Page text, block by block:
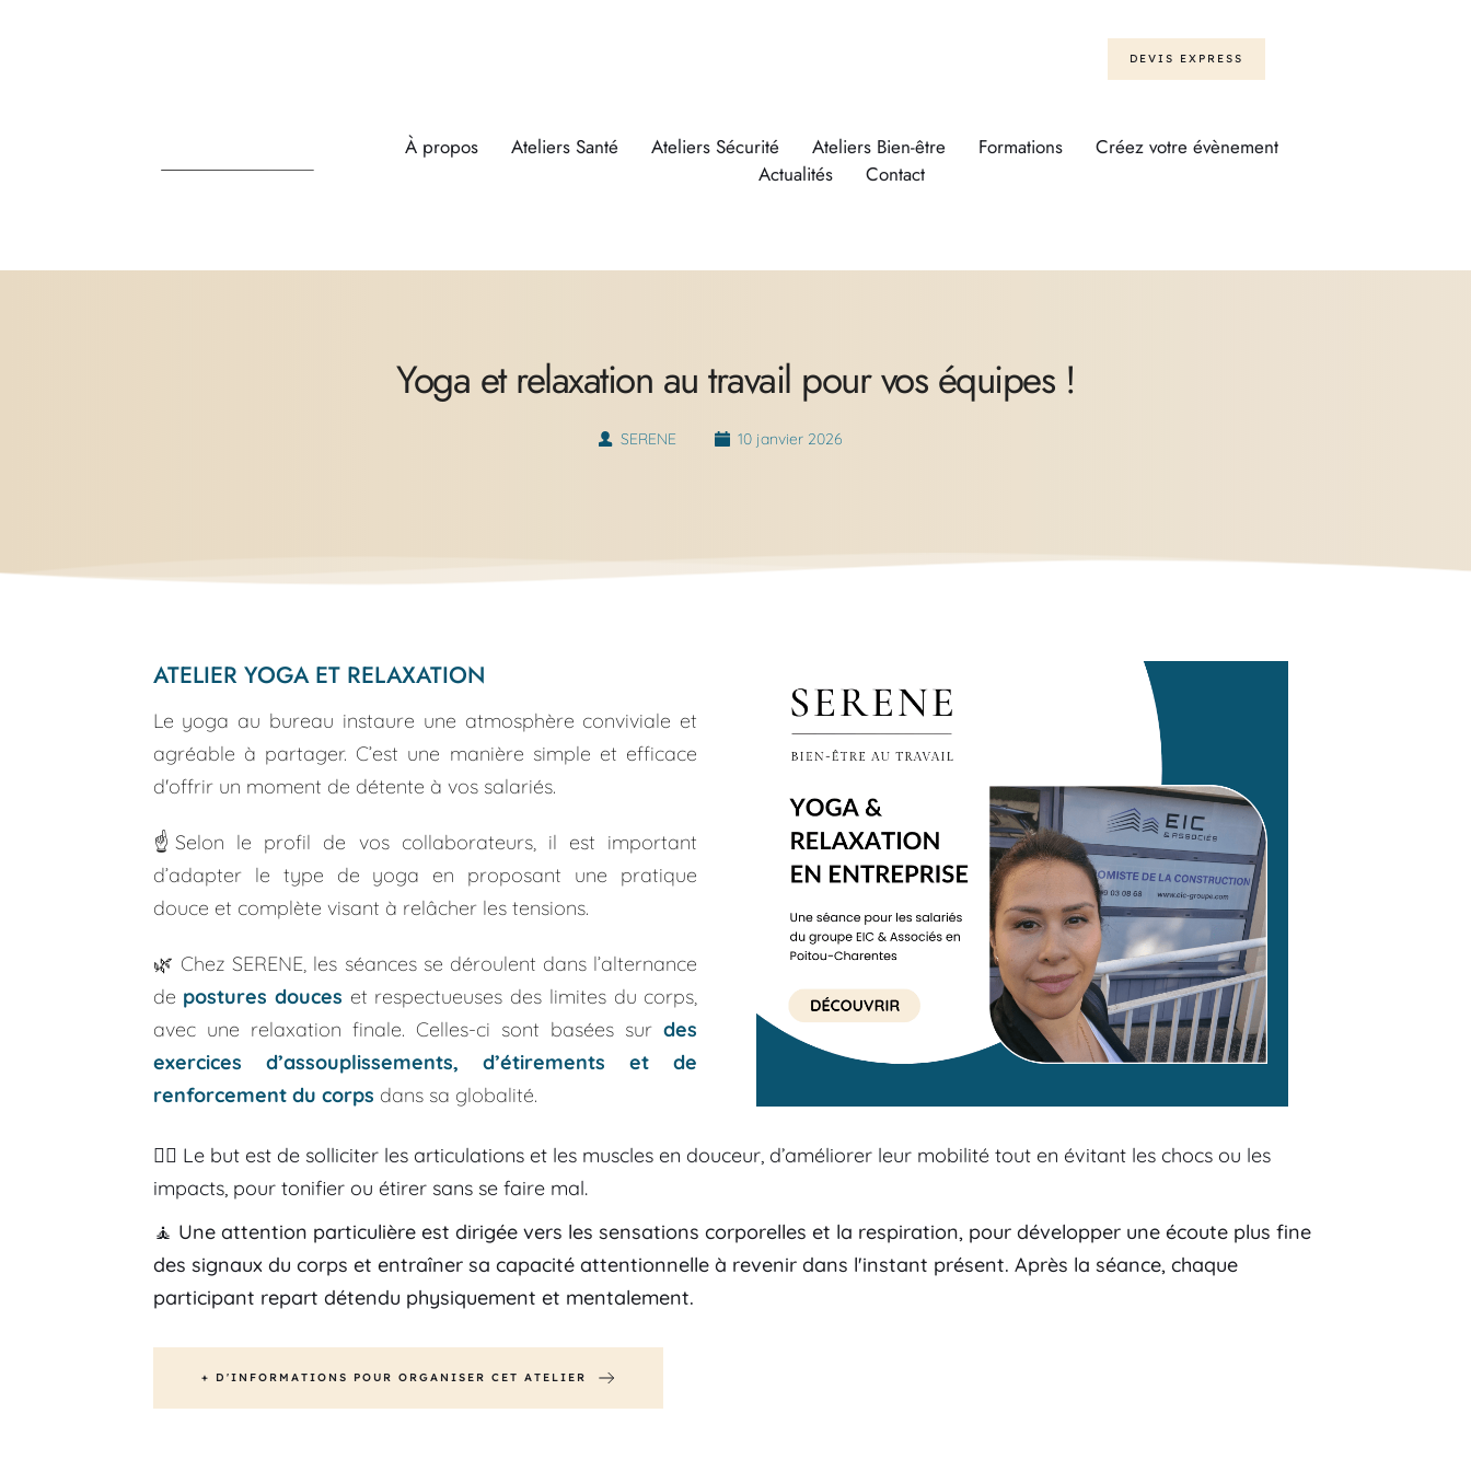
DEVIS EXPRESS
À propos Ateliers Santé Ateliers Sécurité Ateliers Bien-être Formations
Créez votre évènement
Actualités
Contact
Yoga et relaxation au travail pour vos équipes !
SERENE 10 janvier 2026
ATELIER YOGA ET RELAXATION
Le yoga au bureau instaure une atmosphère conviviale et
agréable à partager. C’est une manière simple et efficace
d'offrir un moment de détente à vos salariés.
☝Selon le profil de vos collaborateurs, il est important
d’adapter le type de yoga en proposant une pratique
douce et complète visant à relâcher les tensions.
🌿 Chez SERENE, les séances se déroulent dans l’alternance
de postures douces et respectueuses des limites du corps,
avec une relaxation finale. Celles-ci sont basées sur des
exercices d’assouplissements, d’étirements et de
renforcement du corps dans sa globalité.
🤸‍♀️ Le but est de solliciter les articulations et les muscles en douceur, d’améliorer leur mobilité tout en évitant les chocs ou les
impacts, pour tonifier ou étirer sans se faire mal.
🧘 Une attention particulière est dirigée vers les sensations corporelles et la respiration, pour développer une écoute plus fine
des signaux du corps et entraîner sa capacité attentionnelle à revenir dans l'instant présent. Après la séance, chaque
participant repart détendu physiquement et mentalement.
+ D'INFORMATIONS POUR ORGANISER CET ATELIER